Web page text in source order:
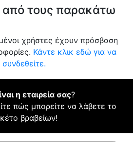
από τους παρακάτω
χρήστες έχουν πρόσβαση
Κάντε κλικ εδώ για να
συνδεθείτε.
η εταιρεία σας?
πώς μπορείτε να λάβετε το
βραβείων!